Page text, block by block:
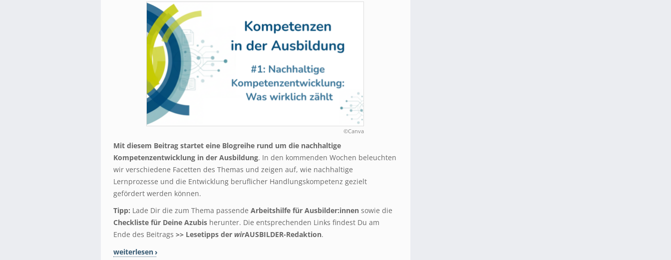
©Canva
Mit diesem Beitrag startet eine Blogreihe rund um die nachhaltige
Kompetenzentwicklung in der Ausbildung. In den kommenden Wochen beleuchten
wir verschiedene Facetten des Themas und zeigen auf, wie nachhaltige
Lernprozesse und die Entwicklung beruflicher Handlungskompetenz gezielt
gefördert werden können.
Tipp: Lade Dir die zum Thema passende Arbeitshilfe für Ausbilder:innen sowie die
Checkliste für Deine Azubis herunter. Die entsprechenden Links findest Du am
Ende des Beitrags >> Lesetipps der wirAUSBILDER-Redaktion.
weiterlesen